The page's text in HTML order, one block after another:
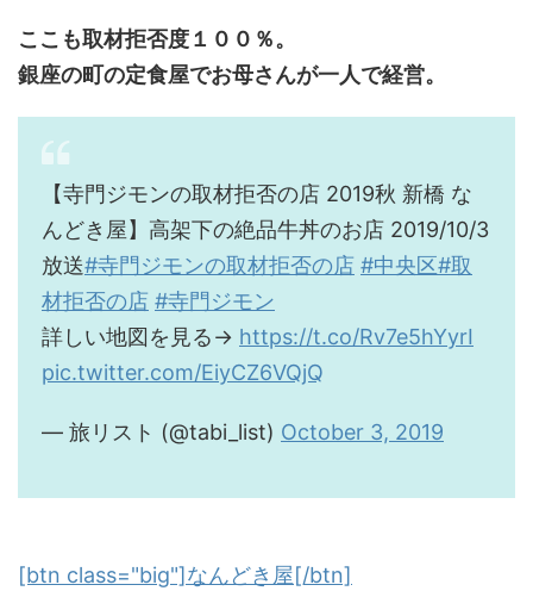
ここも取材拒否度１００％。
銀座の町の定食屋でお母さんが一人で経営。
【寺門ジモンの取材拒否の店 2019秋 新橋 な
んどき屋】高架下の絶品牛丼のお店 2019/10/3
放送#寺門ジモンの取材拒否の店 #中央区#取
材拒否の店 #寺門ジモン
詳しい地図を見る→ https://t.co/Rv7e5hYyrI
pic.twitter.com/EiyCZ6VQjQ
— 旅リスト (@tabi_list) October 3, 2019
[btn class="big"]なんどき屋[/btn]